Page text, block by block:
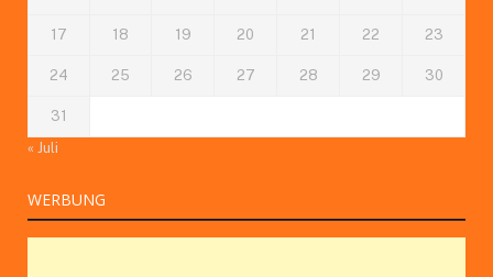
17 18 19 20 21 22 23
24 25 26 27 28 29 30
31
« Juli
WERBUNG